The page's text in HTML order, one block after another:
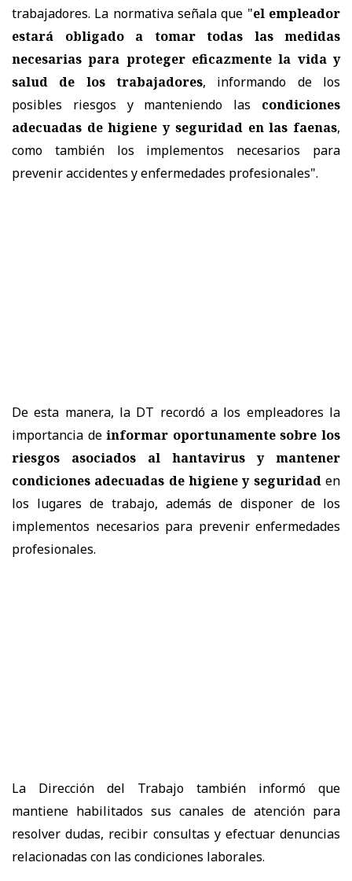
trabajadores. La normativa señala que "el empleador
estará obligado a tomar todas las medidas
necesarias para proteger eficazmente la vida y
salud de los trabajadores, informando de los
posibles riesgos y manteniendo las condiciones
adecuadas de higiene y seguridad en las faenas,
como también los implementos necesarios para
prevenir accidentes y enfermedades profesionales".
De esta manera, la DT recordó a los empleadores la
importancia deinformar oportunamente sobre los
riesgos asociados al hantavirus y mantener
condiciones adecuadas de higiene y seguridaden
los lugares de trabajo, además de disponer de los
implementos necesarios para prevenir enfermedades
profesionales.
La Dirección del Trabajo también informó que
mantiene habilitados sus canales de atención para
resolver dudas, recibir consultas y efectuar denuncias
relacionadas con las condiciones laborales.